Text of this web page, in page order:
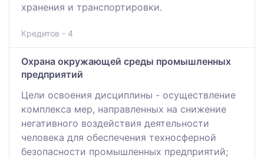
хранения и транспортировки.
Кредитов - 4
Охрана окружающей среды промышленных
предприятий
Цели освоения дисциплины - осуществление
комплекса мер, направленных на снижение
негативного воздействия деятельности
человека для обеспечения техносферной
безопасности промышленных предприятий;